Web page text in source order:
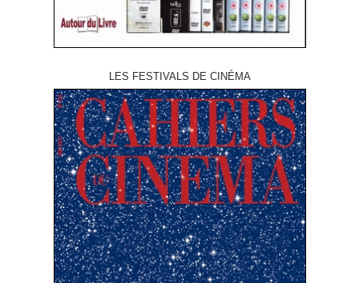
LES FESTIVALS DE CINÉMA